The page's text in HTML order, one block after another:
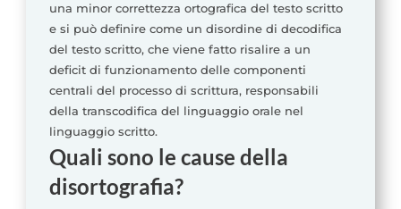
una minor correttezza ortografica del testo scritto
e si può definire come un disordine di decodifica
del testo scritto, che viene fatto risalire a un
deficit di funzionamento delle componenti
centrali del processo di scrittura, responsabili
della transcodifica del linguaggio orale nel
linguaggio scritto.
Quali sono le cause della
disortografia?